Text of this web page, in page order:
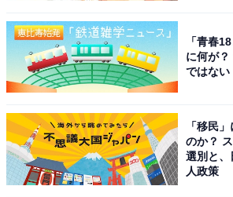
“鷲津”草なぎ剛の華麗な罠と熱
ハイスピードかつスリリングな選挙戦
「青春
に何が
ではない
「移民
のか？
選別と、
人政策